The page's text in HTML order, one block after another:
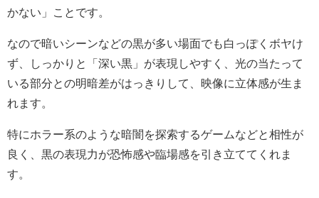
かない」ことです。
なので暗いシーンなどの黒が多い場面でも白っぽくボヤけ
ず、しっかりと「深い黒」が表現しやすく、光の当たって
いる部分との明暗差がはっきりして、映像に立体感が生ま
れます。
特にホラー系のような暗闇を探索するゲームなどと相性が
良く、黒の表現力が恐怖感や臨場感を引き立ててくれま
す。